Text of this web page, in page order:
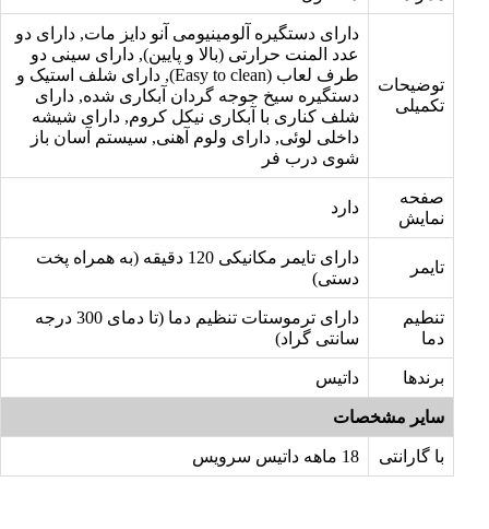
توضیحات
تکمیلی
دارای دستگیره آلومینیومی آنو دایز مات, دارای دو
عدد المنت حرارتی (بالا و پایین), دارای سینی دو
طرف لعاب (Easy to clean), دارای شلف استیک و
دستگیره سیخ جوجه گردان آبکاری شده, دارای
شلف کناری با آبکاری نیکل کروم, دارای شیشه
داخلی لوئی, دارای ولوم آهنی, سیستم آسان باز
شوی درب فر
صفحه
نمایش
دارد
تایمر
دارای تایمر مکانیکی 120 دقیقه (به همراه پخت
دستی)
تنطیم
دما
دارای ترموستات تنظیم دما (تا دمای 300 درجه
سانتی گراد)
برندها داتیس
سایر مشخصات
با گارانتی 18 ماهه داتیس سرویس